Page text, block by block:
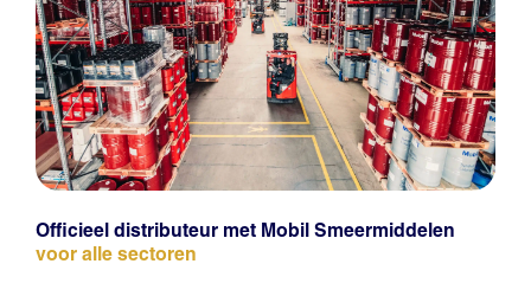
Officieel distributeur met Mobil Smeermiddelen
voor alle sectoren